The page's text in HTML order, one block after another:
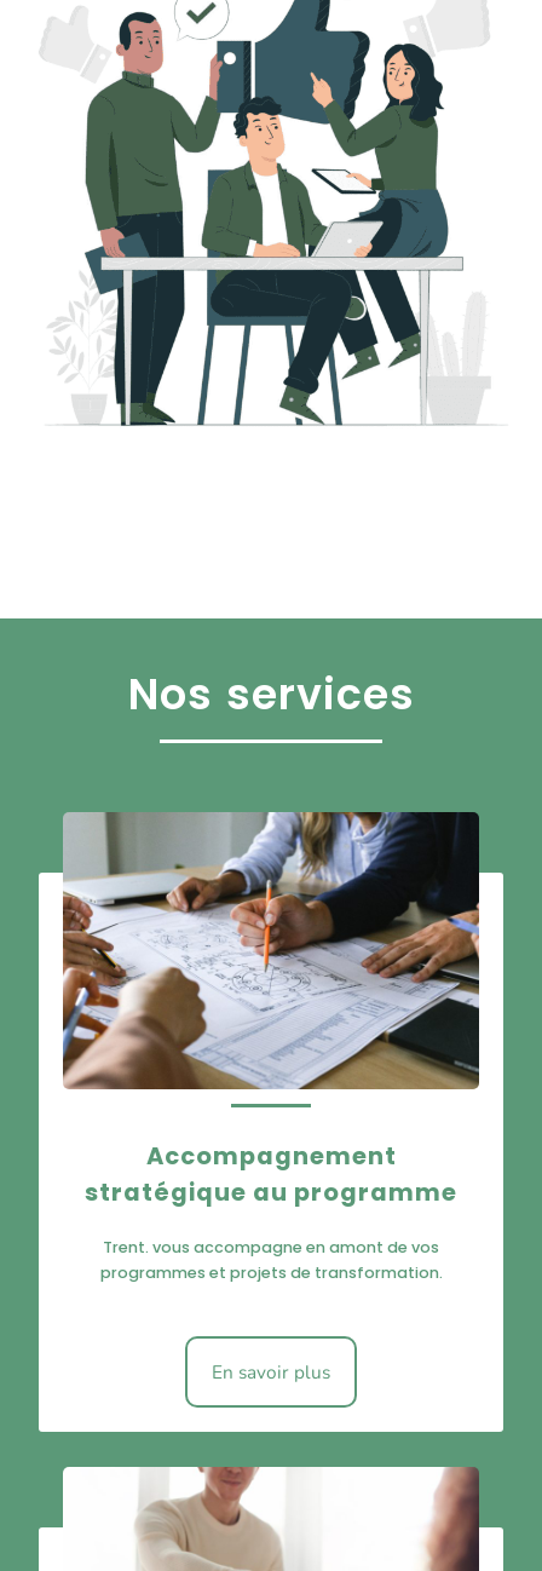
Nos services
Accompagnement
stratégique au programme
Trent. vous accompagne en amont de vos
programmes et projets de transformation.
En savoir plus